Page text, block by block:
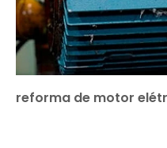
reforma de motor